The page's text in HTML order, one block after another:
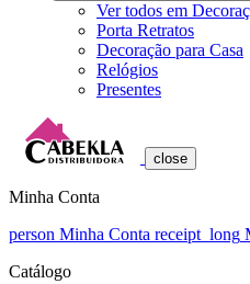
Ver todos em
Porta Retratos
Decoração para Casa
Relógios
Presentes
close
Minha Conta
person Minha Conta receipt_long
Catálogo